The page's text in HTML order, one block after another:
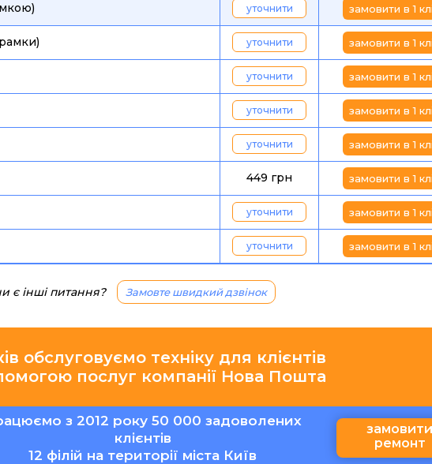
уточнити замовити в 1
уточнити замовити в 1
уточнити замовити в 1
уточнити замовити в 1
уточнити замовити в 1
449 грн замовити в 1
уточнити замовити в 1
уточнити замовити в 1
є інші питання? Замовте швидкий дзвінок
обслуговуємо техніку для клієнтів
послуг компанії Нова Пошта
з 2012 року 50 000 задоволених
клієнтів
12 філій на території міста Київ
замовити
ремонт